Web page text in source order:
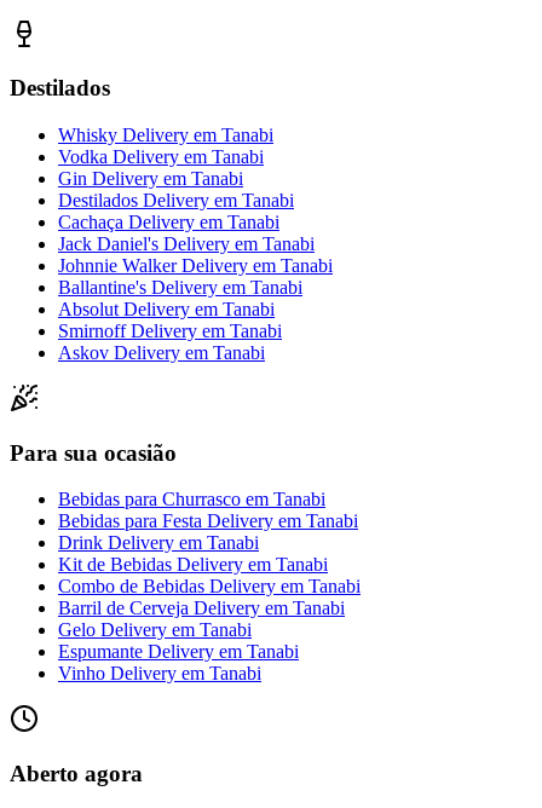
Destilados
Whisky Delivery em Tanabi
Vodka Delivery em Tanabi
Gin Delivery em Tanabi
Destilados Delivery em Tanabi
Cachaça Delivery em Tanabi
Jack Daniel's Delivery em Tanabi
Johnnie Walker Delivery em Tanabi
Ballantine's Delivery em Tanabi
Absolut Delivery em Tanabi
Smirnoff Delivery em Tanabi
Askov Delivery em Tanabi
Para sua ocasião
Bebidas para Churrasco em Tanabi
Bebidas para Festa Delivery em Tanabi
Drink Delivery em Tanabi
Kit de Bebidas Delivery em Tanabi
Combo de Bebidas Delivery em Tanabi
Barril de Cerveja Delivery em Tanabi
Gelo Delivery em Tanabi
Espumante Delivery em Tanabi
Vinho Delivery em Tanabi
Aberto agora